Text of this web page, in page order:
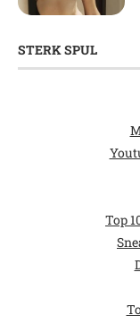
STERK SPUL
Top